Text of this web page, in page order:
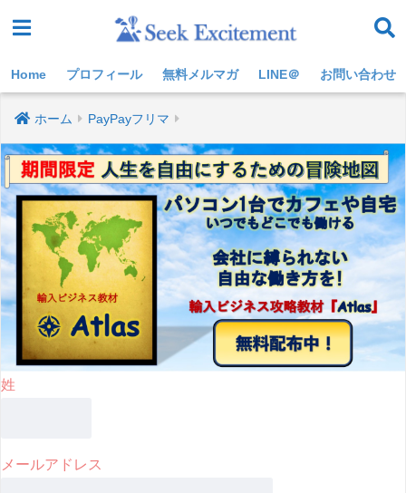
Home プロフィール 無料メルマガ LINE＠ お問い合わせ
ホーム PayPayフリマ
姓
メールアドレス